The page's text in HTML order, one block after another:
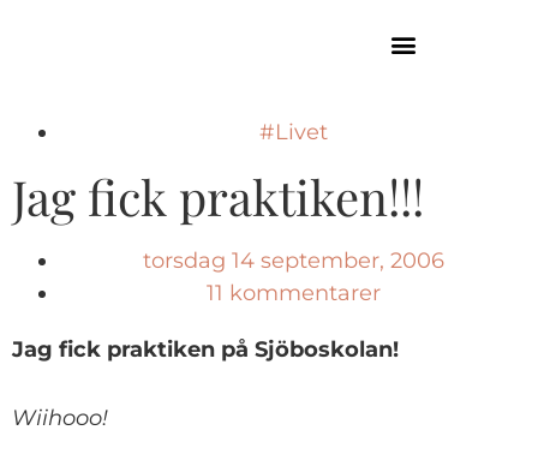
#Livet
Jag fick praktiken!!!
torsdag 14 september, 2006
11 kommentarer
Jag fick praktiken på Sjöboskolan!
Wiihooo!